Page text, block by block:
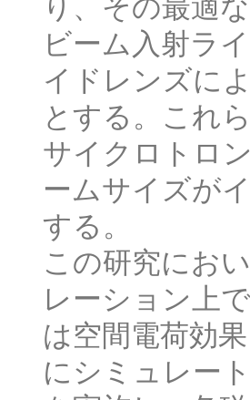
ビーム入射ラ
イドレンズに
とする。これ
サイクロトロ
ームサイズが
する。
この研究にお
レーション上
は空間電荷効
にシミュレー